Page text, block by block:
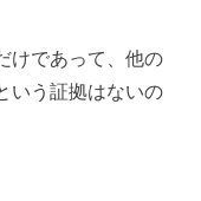
けであって、他の
いう証拠はないの